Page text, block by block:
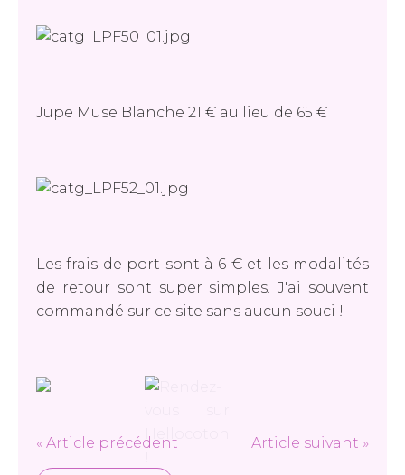
Jupe Muse Blanche 21 € au lieu de 65 €
Les frais de port sont à 6 € et les modalités
de retour sont super simples. J'ai souvent
commandé sur ce site sans aucun souci !
« Article précédent Article suivant »